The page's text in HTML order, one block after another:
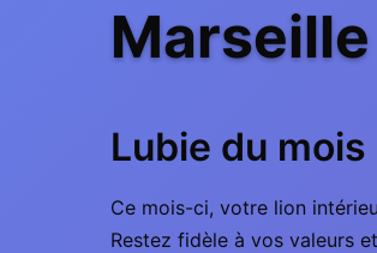
Marseille
Lubie du mois
Ce mois-ci, votre lion
Restez fidèle à vos valeurs